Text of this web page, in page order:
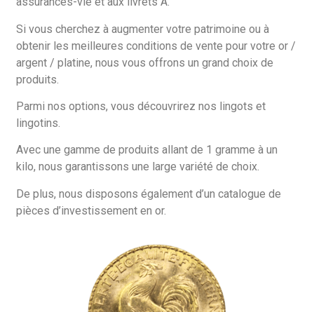
Si vous cherchez à augmenter votre patrimoine ou à
obtenir les meilleures conditions de vente pour votre or /
argent / platine, nous vous offrons un grand choix de
produits.
Parmi nos options, vous découvrirez nos lingots et
lingotins.
Avec une gamme de produits allant de 1 gramme à un
kilo, nous garantissons une large variété de choix.
De plus, nous disposons également d’un catalogue de
pièces d’investissement en or.